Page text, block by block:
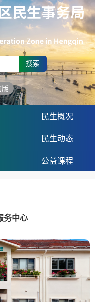
搜索
版
民生概况
民生动态
公益课程
务中心